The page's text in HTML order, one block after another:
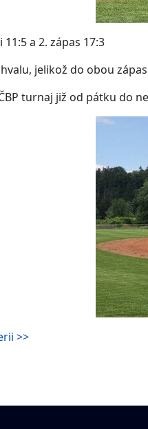
a 2. zápas 17:3
jelikož do obou
turnaj již od pátku do
>>